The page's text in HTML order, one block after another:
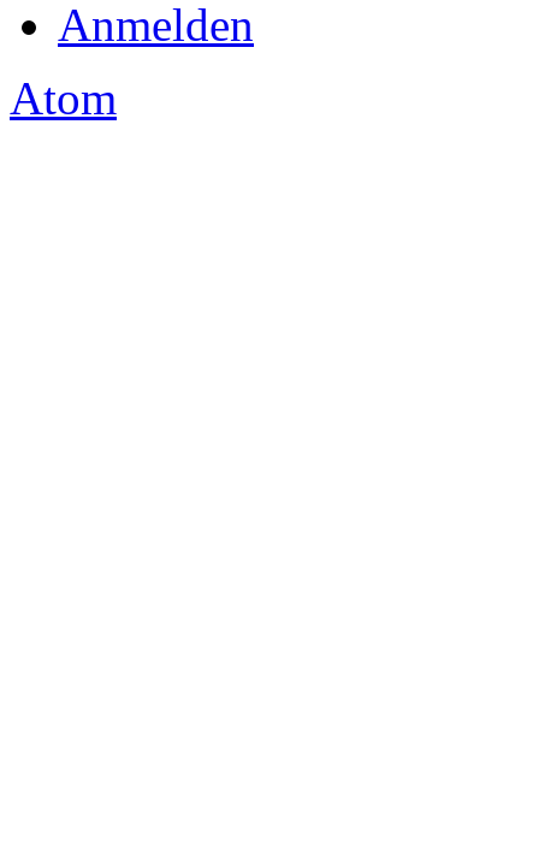
Anmelden
Atom